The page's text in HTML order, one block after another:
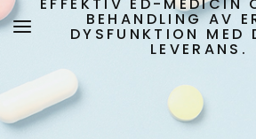
BEHANDLING AV
DYSFUNKTION MED
LEVERANS.